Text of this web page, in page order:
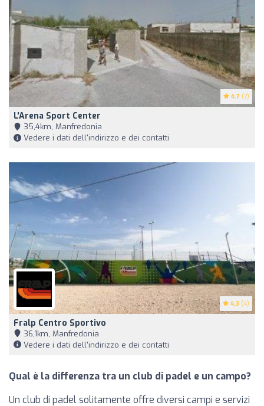
4.7 (7)
L'Arena Sport Center
35,4km, Manfredonia
Vedere i dati dell'indirizzo e dei contatti
4.3 (4)
Fralp Centro Sportivo
36,1km, Manfredonia
Vedere i dati dell'indirizzo e dei contatti
Qual è la differenza tra un club di padel e un campo?
Un club di padel solitamente offre diversi campi e servizi